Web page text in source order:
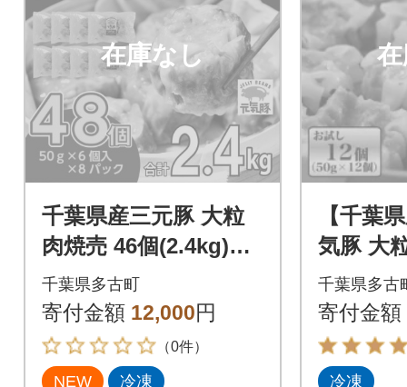
在庫なし
千葉県産三元豚 大粒
肉焼売 46個(2.4kg)元
気豚100%使用 冷凍
千葉県多古町
寄付金額 12,000円
（0件）
NEW 冷凍
【千葉
気豚 大
しセッ
12個)
千葉県多古
寄付金額
冷凍